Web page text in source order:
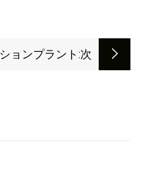
ョンプラント :次